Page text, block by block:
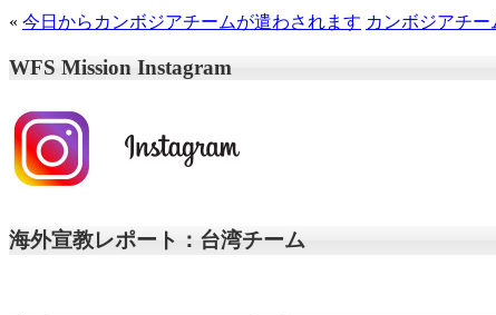
« 今日からカンボジアチームが遣わされます カンボジアチ
WFS Mission Instagram
海外宣教レポート：台湾チーム